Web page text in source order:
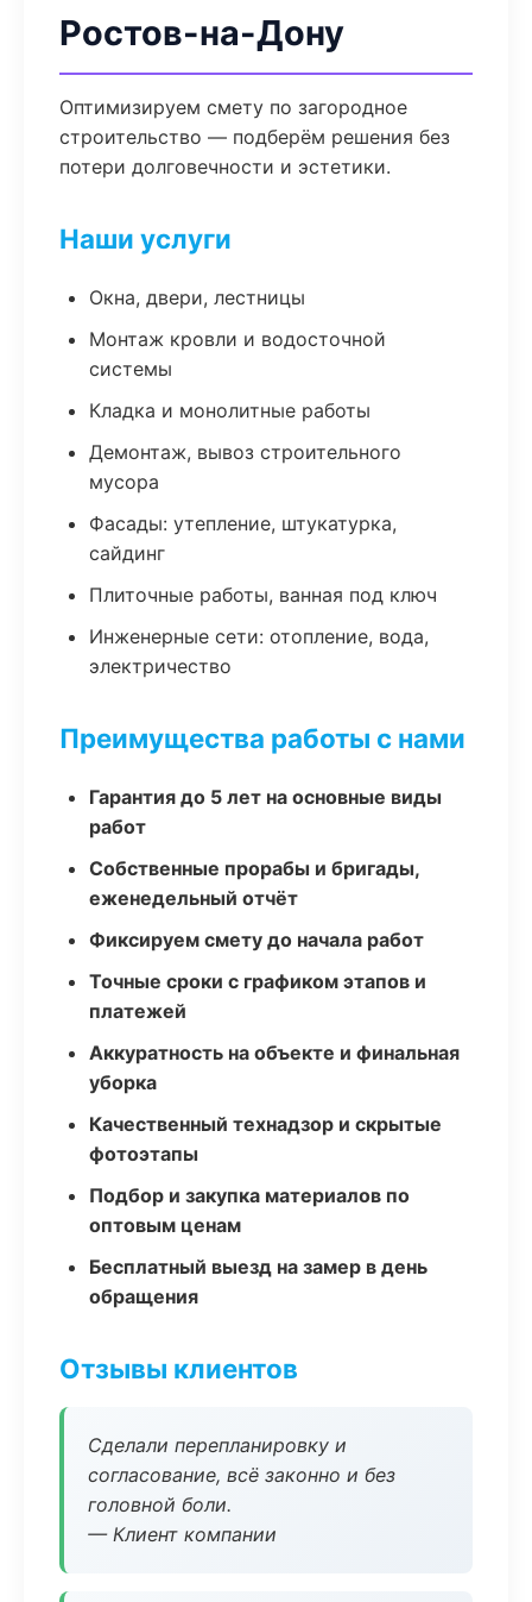
Ростов-на-Дону
Оптимизируем смету по загородное
строительство — подберём решения без
потери долговечности и эстетики.
Наши услуги
Окна, двери, лестницы
Монтаж кровли и водосточной
системы
Кладка и монолитные работы
Демонтаж, вывоз строительного
мусора
Фасады: утепление, штукатурка,
сайдинг
Плиточные работы, ванная под ключ
Инженерные сети: отопление, вода,
электричество
Преимущества работы с нами
Гарантия до 5 лет на основные виды
работ
Собственные прорабы и бригады,
еженедельный отчёт
Фиксируем смету до начала работ
Точные сроки с графиком этапов и
платежей
Аккуратность на объекте и финальная
уборка
Качественный технадзор и скрытые
фотоэтапы
Подбор и закупка материалов по
оптовым ценам
Бесплатный выезд на замер в день
обращения
Отзывы клиентов
Сделали перепланировку и
согласование, всё законно и без
головной боли.
— Клиент компании